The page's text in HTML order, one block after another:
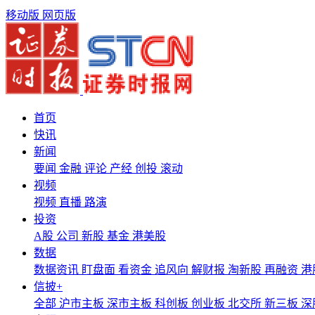
移动版 网页版
首页
快讯
新闻
要闻 金融 评论 产经 创投 滚动
视频
视频 直播 路演
投资
A股 公司 新股 基金 港美股
数据
数据资讯 盯盘面 看资金 追风向 解财报 淘新股 再融资 港
信披+
全部 沪市主板 深市主板 科创板 创业板 北交所 新三板 深